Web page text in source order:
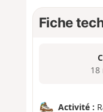
Fiche
18
Activité :